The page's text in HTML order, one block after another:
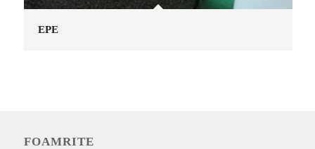
EPE
FOAMRITE